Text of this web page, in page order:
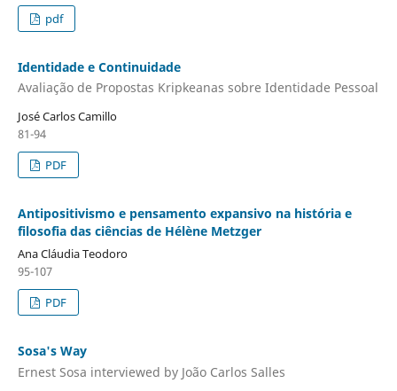
pdf
Identidade e Continuidade
Avaliação de Propostas Kripkeanas sobre Identidade Pessoal
José Carlos Camillo
81-94
PDF
Antipositivismo e pensamento expansivo na história e
filosofia das ciências de Hélène Metzger
Ana Cláudia Teodoro
95-107
PDF
Sosa's Way
Ernest Sosa interviewed by João Carlos Salles